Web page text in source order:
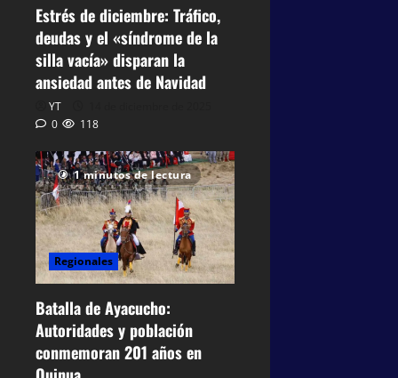
Estrés de diciembre: Tráfico,
deudas y el «síndrome de la
silla vacía» disparan la
ansiedad antes de Navidad
YT
0
118
1 minutos de lectura
Regionales
Batalla de Ayacucho:
Autoridades y población
conmemoran 201 años en